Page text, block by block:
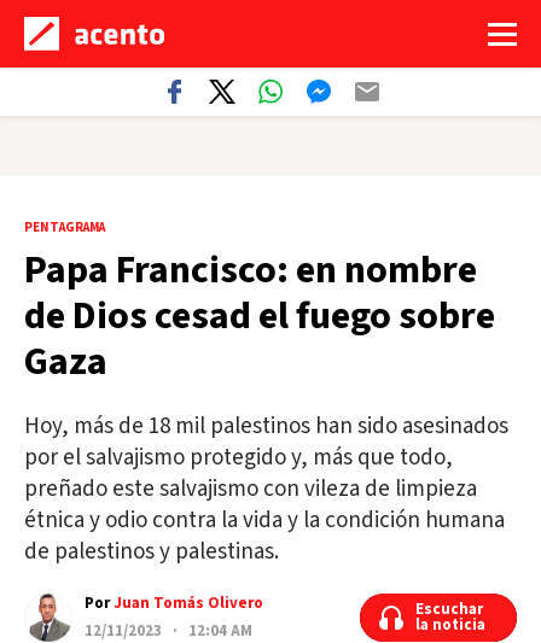
PENTAGRAMA
Papa Francisco: en nombre
de Dios cesad el fuego sobre
Gaza
Hoy, más de 18 mil palestinos han sido asesinados
por el salvajismo protegido y, más que todo,
preñado este salvajismo con vileza de limpieza
étnica y odio contra la vida y la condición humana
de palestinos y palestinas.
PorJuan Tomás Olivero
12/11/2023 · 12:04 AM
Escuchar
la noticia
Escuchar
la noticia